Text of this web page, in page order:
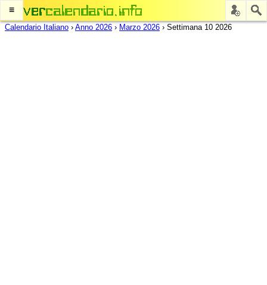
≡
Calendario Italiano › Anno 2026 › Marzo 2026 › Settimana 10 2026